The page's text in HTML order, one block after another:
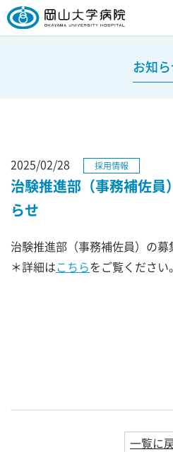
お知
2025/02/28 採用情報
治験推進部（事務補佐員
らせ
治験推進部（事務補佐員）の募
＊詳細はこちらをご覧ください。
一覧に